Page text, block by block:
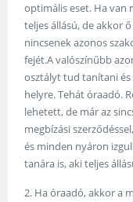
optimális eset. Ha van
teljes állású, de akkor
nincsenek azonos
fejét.A valószínűbb
osztályt tud tanítani
helyre. Tehát óraadó.
lehetett, de már az
megbízási
és minden nyáron
tanára is, aki teljes
2. Ha óraadó, akkor a